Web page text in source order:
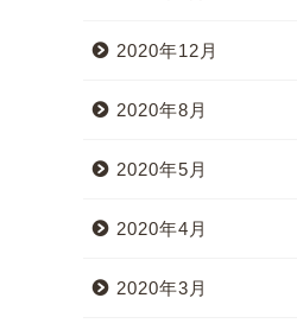
2020年12月
2020年8月
2020年5月
2020年4月
2020年3月